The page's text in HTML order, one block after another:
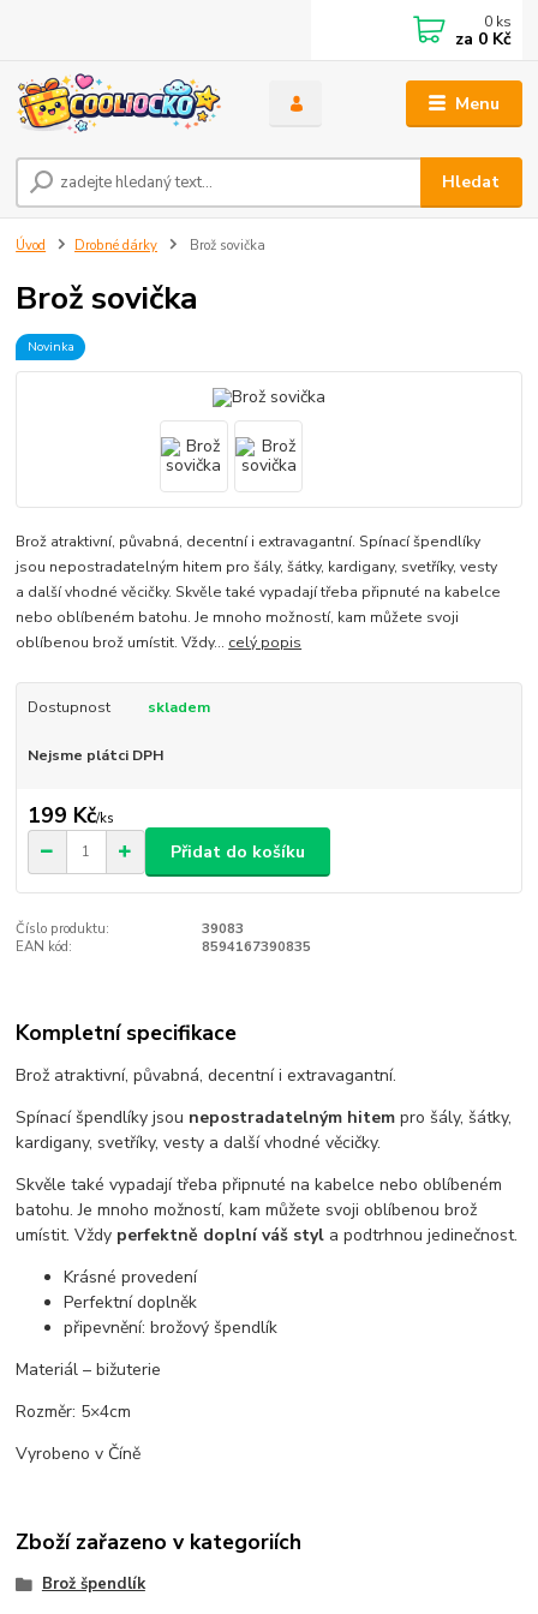
Menu
Hledat
0 ks
za 0 Kč
Úvod Drobné dárky Brož sovička
Brož sovička
Novinka
Brož atraktivní, půvabná, decentní i extravagantní. Spínací špendlíky
jsou nepostradatelným hitem pro šály, šátky, kardigany, svetříky, vesty
a další vhodné věcičky. Skvěle také vypadají třeba připnuté na kabelce
nebo oblíbeném batohu. Je mnoho možností, kam můžete svoji
oblíbenou brož umístit. Vždy... celý popis
Dostupnost skladem
Nejsme plátci DPH
199 Kč/ks
Přidat do košíku
Číslo produktu:
39083
EAN kód:
8594167390835
Kompletní specifikace
Brož atraktivní, půvabná, decentní i extravagantní.
Spínací špendlíky jsou nepostradatelným hitem pro šály, šátky,
kardigany, svetříky, vesty a další vhodné věcičky.
Skvěle také vypadají třeba připnuté na kabelce nebo oblíbeném
batohu. Je mnoho možností, kam můžete svoji oblíbenou brož
umístit. Vždy perfektně doplní váš styl a podtrhnou jedinečnost.
Krásné provedení
Perfektní doplněk
připevnění: brožový špendlík
Materiál – bižuterie
Rozměr: 5×4cm
Vyrobeno v Číně
Zboží zařazeno v kategoriích
Brož špendlík